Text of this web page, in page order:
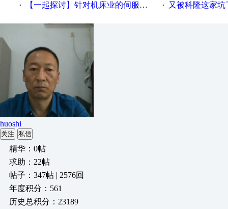
·
【一起探讨】针对机床业的伺服系统发展，您的期望是什么？ · 又被科隆这家坑
huoshi
关注 私信
精华：0帖
求助：22帖
帖子：347帖 | 2576回
年度积分：561
历史总积分：23189